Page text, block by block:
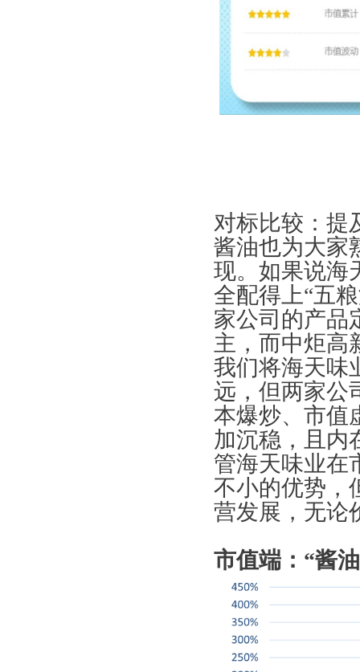
对标比较：提
酱油也为大家
现。如果说海
全配得上“五
家公司的产品
主，而中炬高
我们将海天味
远，但两家公
本爆炒、市值
加沉稳，且内
管海天味业在
不小的优势，
营发展，无论
市值端：“酱